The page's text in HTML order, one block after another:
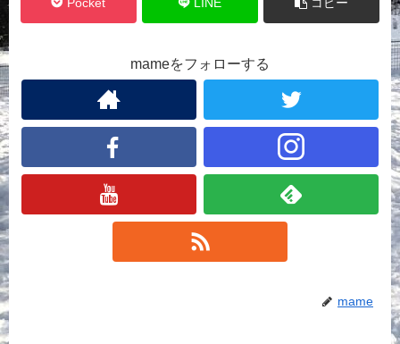
mameをフォローする
mame